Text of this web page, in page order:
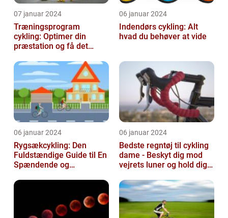
07 januar 2024
Træningsprogram
cykling: Optimer din
præstation og få det
træningssessioner
06 januar 2024
Indendørs cykling: Alt
hvad du behøver at vide
06 januar 2024
Rygsækcykling: Den
Fuldstændige Guide til En
Spændende og
06 januar 2024
Bedste regntøj til cykling
dame - Beskyt dig mod
vejrets luner og hold dig